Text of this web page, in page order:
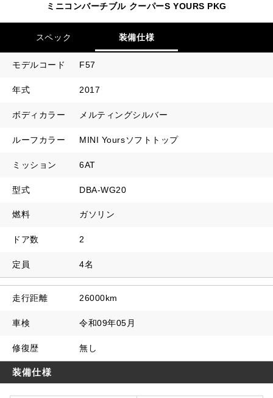
ミニコンバーチブル クーパーS YOURS PKG
スペック 装備仕様
モデルコード F57
年式 2017
ボディカラー メルティングシルバー
ルーフカラー MINI Yoursソフトトップ
ミッション 6AT
型式 DBA-WG20
燃料 ガソリン
ドア数 2
定員 4名
走行距離 26000km
車検 令和09年05月
修復歴 無し
装備仕様